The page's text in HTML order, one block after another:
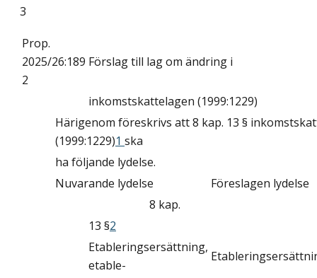
3
Prop.
2025/26:189
2
Förslag till lag om ändring i
inkomstskattelagen (1999:1229)
Härigenom föreskrivs att 8 kap. 13 §
(1999:1229)1 ska
ha följande lydelse.
Nuvarande lydelse
Föreslagen lydelse
8 kap.
13 §2
Etableringsersättning,
etable-